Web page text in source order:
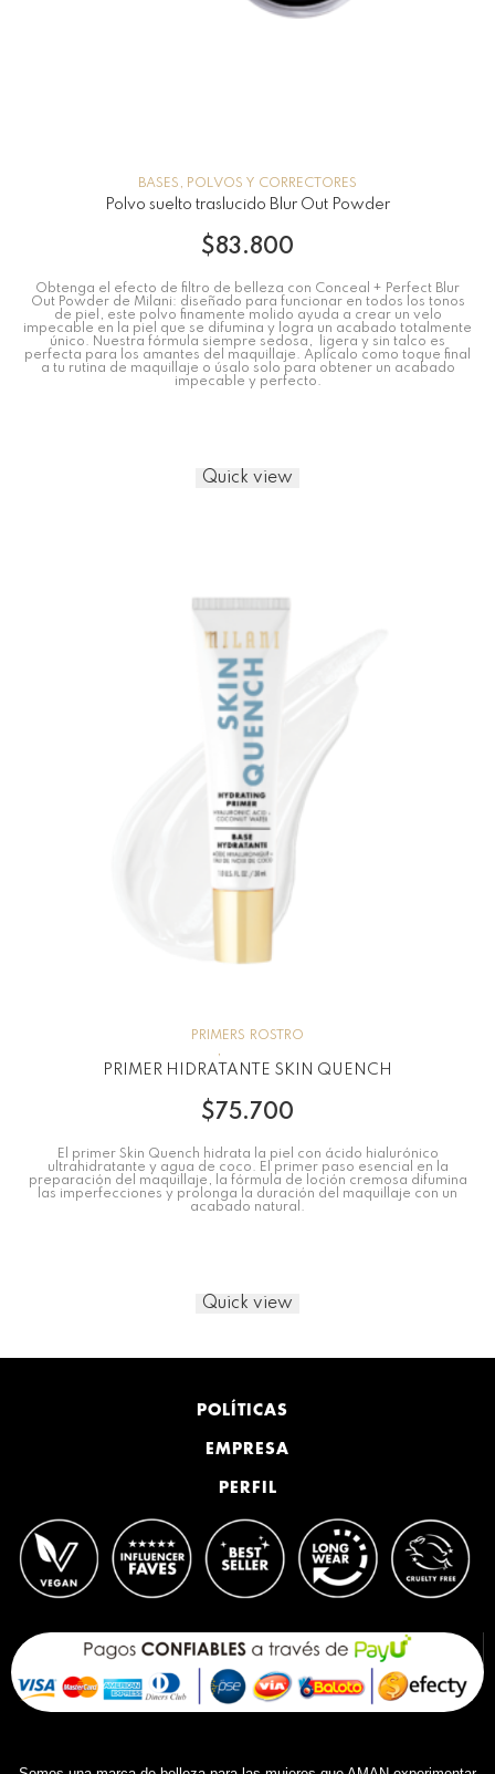
BASES, POLVOS Y CORRECTORES
Polvo suelto traslucido Blur Out Powder
$83.800
Obtenga el efecto de filtro de belleza con Conceal + Perfect Blur
Out Powder de Milani: diseñado para funcionar en todos los tonos
de piel, este polvo finamente molido ayuda a crear un velo
impecable en la piel que se difumina y logra un acabado totalmente
único. Nuestra fórmula siempre sedosa, ligera y sin talco es
perfecta para los amantes del maquillaje. Aplícalo como toque final
a tu rutina de maquillaje o úsalo solo para obtener un acabado
impecable y perfecto.
Quick view
PRIMERS ROSTRO
PRIMER HIDRATANTE SKIN QUENCH
$75.700
El primer Skin Quench hidrata la piel con ácido hialurónico
ultrahidratante y agua de coco. El primer paso esencial en la
preparación del maquillaje, la fórmula de loción cremosa difumina
las imperfecciones y prolonga la duración del maquillaje con un
acabado natural.
Quick view
POLÍTICAS
EMPRESA
PERFIL